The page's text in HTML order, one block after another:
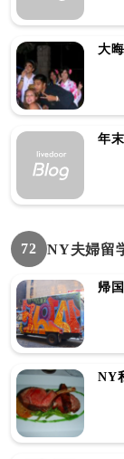
大
年
72 NY夫婦留
帰
NY